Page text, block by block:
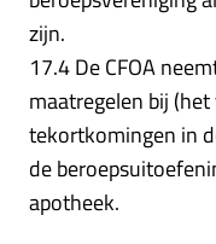
zijn.
17.4 De CFOA
maatregelen bij
tekortkomingen in
de
apotheek.